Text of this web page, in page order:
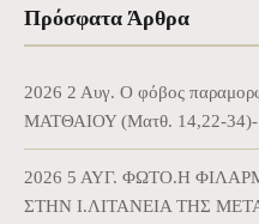
Πρόσφατα Άρθρα
2026 2 Αυγ. Ο φόβος
ΜΑΤΘΑΙΟΥ (Ματθ. 14,22-34)-
2026 5 ΑΥΓ. ΦΩΤΟ.Η
ΣΤΗΝ Ι.ΛΙΤΑΝΕΙΑ ΤΗΣ